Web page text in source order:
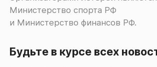
Министерство спорта РФ
и Министерство финансов РФ.
Будьте в курсе всех